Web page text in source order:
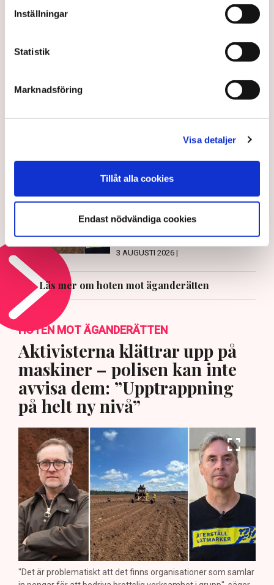
Inställningar
Statistik
Marknadsföring
Visa detaljer
Tillåt alla cookies
Endast nödvändiga cookies
Gabriel Cardona Cervantes
stoppa sabotagen
Aktivisterna klättrar upp på
maskiner – polisen kan inte
avvisa dem: ”Upptrappning på
helt ny nivå”
3 AUGUSTI 2026 |
Läs mer om hoten mot äganderätten
HOTEN MOT ÄGANDERÄTTEN
Aktivisterna klättrar upp på
maskiner – polisen kan inte
avvisa dem: ”Upptrappning
på helt ny nivå”
"Det är problematiskt att det finns organisationer som samlar